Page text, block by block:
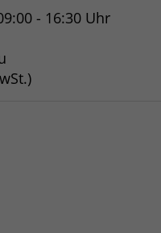
- 16:30 Uhr